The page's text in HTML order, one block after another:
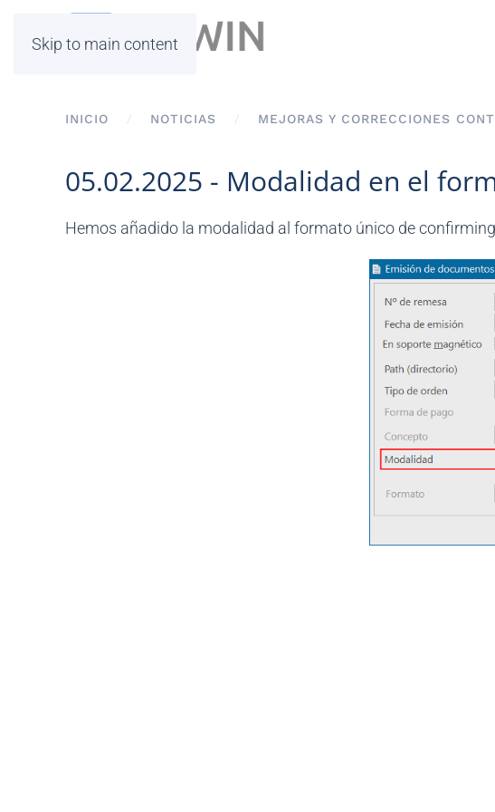
Skip to main content
INICIO NOTICIAS MEJORAS Y CORRECCIONES
05.02.2025 - Modalidad en el
Hemos añadido la modalidad al formato único de